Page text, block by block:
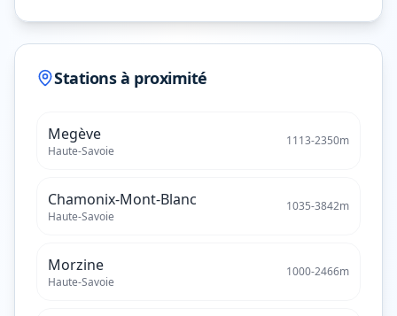
Stations à proximité
Megève
Haute-Savoie
1113-2350m
Chamonix-Mont-Blanc
Haute-Savoie
1035-3842m
Morzine
Haute-Savoie
1000-2466m